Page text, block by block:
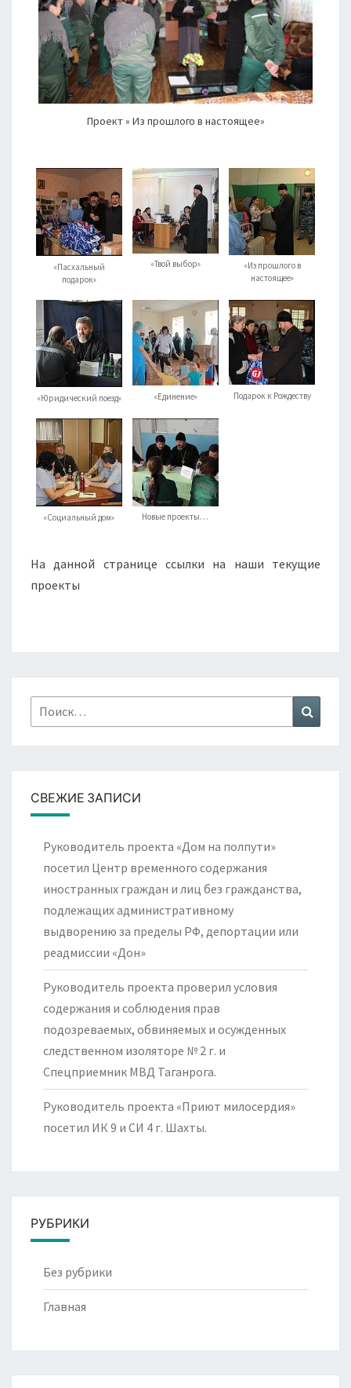
Проект » Из прошлого в настоящее»
«Пасхальный
подарок»
«Твой выбор»
«Из прошлого в
настоящее»
«Юридический поезд» «Единение» Подарок к Рождеству
«Социальный дом» Новые проекты…
На данной странице ссылки на наши текущие
проекты
Найти:
СВЕЖИЕ ЗАПИСИ
Руководитель проекта «Дом на полпути»
посетил Центр временного содержания
иностранных граждан и лиц без гражданства,
подлежащих административному
выдворению за пределы РФ, депортации или
реадмиссии «Дон»
Руководитель проекта проверил условия
содержания и соблюдения прав
подозреваемых, обвиняемых и осужденных
следственном изоляторе № 2 г. и
Спецприемник МВД Таганрога.
Руководитель проекта «Приют милосердия»
посетил ИК 9 и СИ 4 г. Шахты.
РУБРИКИ
Без рубрики
Главная